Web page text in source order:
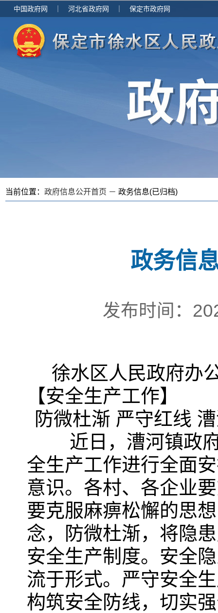
中国政府网 河北省政府网 保定市政府网
当前位置： 政府信息公开首页 － 政务信息(已归档)
政务信
发布时间：
徐水区人民政府
【安全生产工作】
防微杜渐 严守红线
近日，漕河镇政府
全生产工作进行全面
意识。各村、各企业
要克服麻痹松懈的思
念，防微杜渐，将隐
安全生产制度。安全
流于形式。严守安全
构筑安全防线，切实